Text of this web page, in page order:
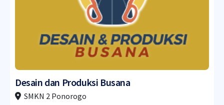
Desain dan Produksi Busana
SMKN 2 Ponorogo